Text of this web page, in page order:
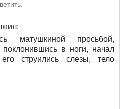
матушкиной просьбой,
в ноги, начал
струились слезы, тело